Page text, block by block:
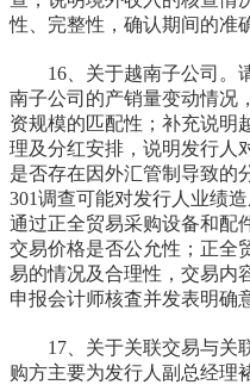
性、完整性，确认期间的准
16、关于越南子公司。请
南子公司的产销量变动情况
资规模的匹配性；补充说明
理及分红安排，说明发行人
是否存在因外汇管制导致的
301调查可能对发行人业绩
通过正全贸易采购设备和配
交易价格是否公允性；正全
易的情况及合理性，交易内
申报会计师核査并发表明确
17、关于关联交易与关
购方主要为发行人副总经理